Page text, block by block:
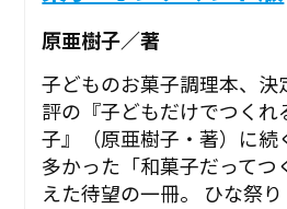
原亜樹子／著
子どものお菓子調理本、
評の『子どもだけでつく
子』（原亜樹子・著）に続
多かった「和菓子だってつ
えた待望の一冊。 ひな祭